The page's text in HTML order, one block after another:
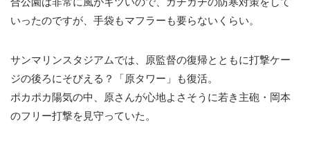
いったのですが、手袋もマフラーも要らないくらい。
サンマリンスタジアムでは、原監督の復帰とともに打撃ケー
ジの後ろにそびえる？「原タワー」も復活。
ポカポカ陽気の中、原さんが心地よさそうに若き主砲・岡本
のフリー打撃を見守っていた。